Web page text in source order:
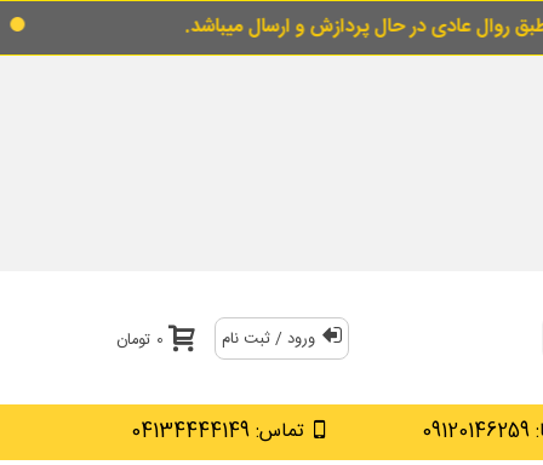
حال پردازش و ارسال میباشد.
برای خرید
ورود / ثبت نام 0 تومان
تماس: 04134444149